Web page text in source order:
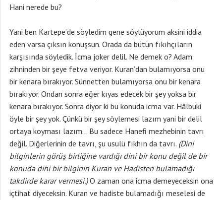
Hani nerede bu?
Yani ben Kartepe’de söyledim gene söylüyorum aksini iddia
eden varsa çıksın konuşsun. Orada da bütün fıkıhçıların
karşısında söyledik. İcma joker delil. Ne demek o? Adam
zihninden bir şeye fetva veriyor. Kuran’dan bulamıyorsa onu
bir kenara bırakıyor. Sünnetten bulamıyorsa onu bir kenara
bırakıyor. Ondan sonra eğer kıyas edecek bir şey yoksa bir
kenara bırakıyor. Sonra diyor ki bu konuda icma var. Hâlbuki
öyle bir şey yok. Çünkü bir şey söylemesi lazım yani bir delil
ortaya koyması lazım… Bu sadece Hanefi mezhebinin tavrı
değil. Diğerlerinin de tavrı, şu usulü fıkhın da tavrı. (Dini
bilginlerin görüş birliğine vardığı dini bir konu değil de bir
konuda dini bir bilginin Kuran ve Hadisten bulamadığı
takdirde karar vermesi.)O zaman ona icma demeyeceksin ona
içtihat diyeceksin. Kuran ve hadiste bulamadığı meselesi de